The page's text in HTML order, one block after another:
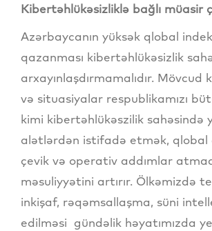
Kibertəhlükəsizliklə bağlı müasir
Azərbaycanın yüksək qlobal
qazanması kibertəhlükəsizlik
arxayınlaşdırmamalıdır.
və situasiyalar respublikamızı
kimi kibertəhlükəszilik sahəsində
alətlərdən istifadə etmək, qlobal
çevik və operativ addımlar
məsuliyyətini artırır. Ölkəmizdə
inkişaf, rəqəmsallaşma, süni
edilməsi gündəlik həyatımızda